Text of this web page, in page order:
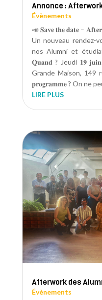
Annonce :
Évènements
📣 𝐒𝐚𝐯𝐞 𝐭𝐡𝐞 𝐝𝐚𝐭𝐞 –
Un nouveau rendez-
nos Alumni et
𝐐𝐮𝐚𝐧𝐝 ? Jeudi 𝟏𝟗
Grande Maison, 149
𝐩𝐫𝐨𝐠𝐫𝐚𝐦𝐦𝐞 ? On ne
LIRE PLUS
Afterwork des
Évènements